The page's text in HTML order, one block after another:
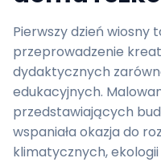
Pierwszy dzień wiosny
przeprowadzenie
dydaktycznych
edukacyjnych.
przedstawiających
wspaniała okazja do
klimatycznych,